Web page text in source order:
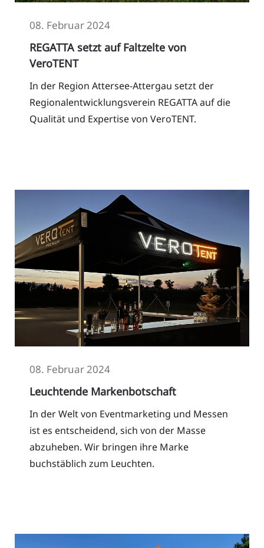
08. Februar 2024
REGATTA setzt auf Faltzelte von
VeroTENT
In der Region Attersee-Attergau setzt der
Regionalentwicklungsverein REGATTA auf die
Qualität und Expertise von VeroTENT.
08. Februar 2024
Leuchtende Markenbotschaft
In der Welt von Eventmarketing und Messen
ist es entscheidend, sich von der Masse
abzuheben. Wir bringen ihre Marke
buchstäblich zum Leuchten.